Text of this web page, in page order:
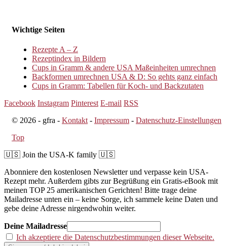
Wichtige Seiten
Rezepte A – Z
Rezeptindex in Bildern
Cups in Gramm & andere USA Maßeinheiten umrechnen
Backformen umrechnen USA & D: So gehts ganz einfach
Cups in Gramm: Tabellen für Koch- und Backzutaten
Facebook Instagram Pinterest E-mail RSS
© 2026 - gfra - Kontakt - Impressum - Datenschutz-Einstellungen
Top
🇺🇸 Join the USA-K family 🇺🇸
Abonniere den kostenlosen Newsletter und verpasse kein USA-
Rezept mehr. Außerdem gibts zur Begrüßung ein Gratis-eBook mit
meinen TOP 25 amerikanischen Gerichten! Bitte trage deine
Mailadresse unten ein – keine Sorge, ich sammele keine Daten und
gebe deine Adresse nirgendwohin weiter.
Deine Mailadresse
Ich akzeptiere die Datenschutzbestimmungen dieser Webseite.